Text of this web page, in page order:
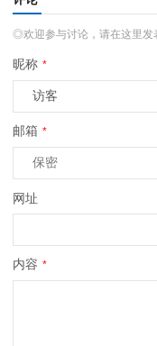
◎欢迎参与讨论，请在这里发
昵称 *
邮箱 *
网址
内容 *